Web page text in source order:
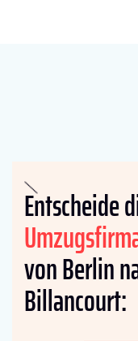
Entscheide
von Berlin
Billancourt: